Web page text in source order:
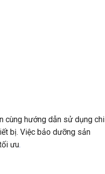
cùng hướng dẫn sử dụng chi
bị. Việc bảo dưỡng sản
ưu.